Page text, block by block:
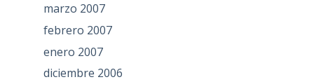
marzo 2007
febrero 2007
enero 2007
diciembre 2006